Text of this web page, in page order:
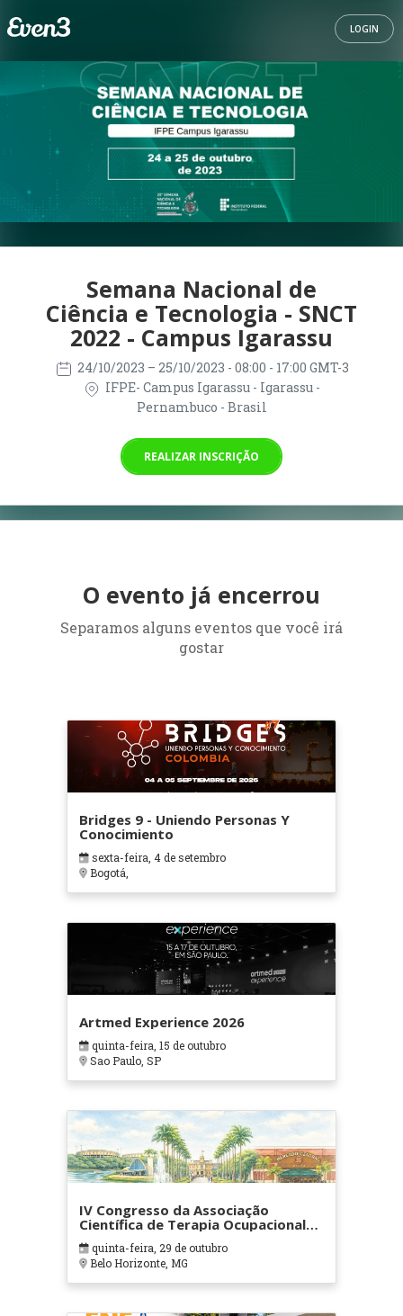
LOGIN
Semana Nacional de
Ciência e Tecnologia - SNCT
2022 - Campus Igarassu
24/10/2023 – 25/10/2023 - 08:00 - 17:00 GMT-3
IFPE- Campus Igarassu - Igarassu -
Pernambuco - Brasil
REALIZAR INSCRIÇÃO
O evento já encerrou
Separamos alguns eventos que você irá
gostar
Bridges 9 - Uniendo Personas Y
Conocimiento
sexta-feira, 4 de setembro
Bogotá,
Artmed Experience 2026
quinta-feira, 15 de outubro
Sao Paulo, SP
IV Congresso da Associação
Científica de Terapia Ocupacional
em Contextos Hospitalares e
Cuidados Paliativos - ATOHOSP
quinta-feira, 29 de outubro
Belo Horizonte, MG